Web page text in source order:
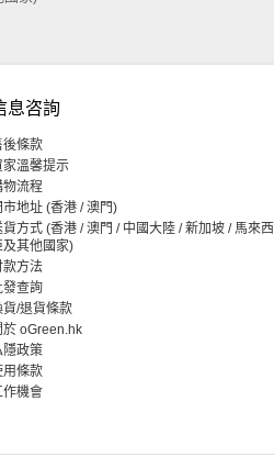
息咨詢
後條款
家溫馨提示
物流程
市地址 (香港 / 澳門)
貨方式 (香港 / 澳門 / 中國大陸 / 新加坡 / 馬來西
及其他國家)
款方法
發查詢
貨/退貨條款
於 oGreen.hk
隱政策
用條款
作機會